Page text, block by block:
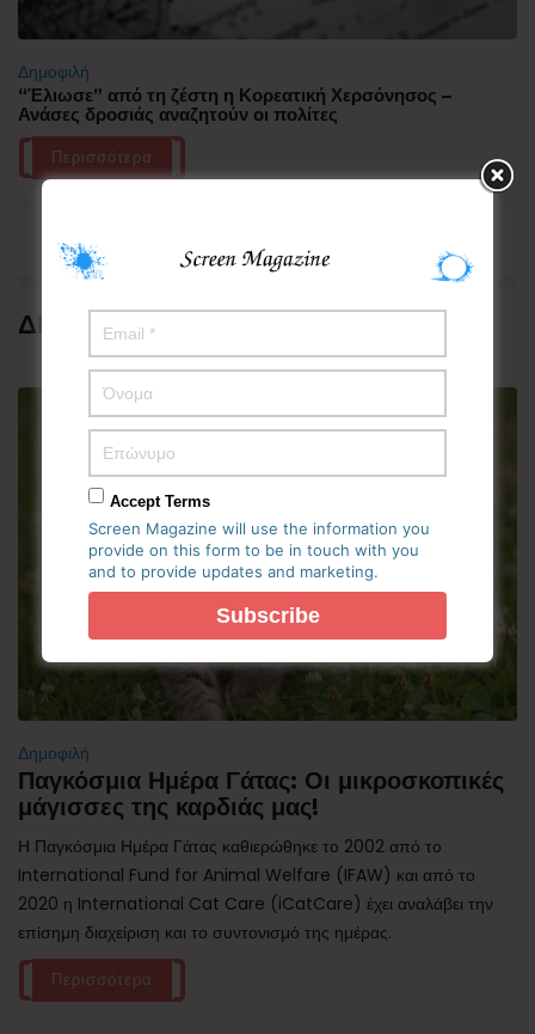
Δημοφιλή
“Έλιωσε” από τη ζέστη η Κορεατική Χερσόνησος –
Ανάσες δροσιάς αναζητούν οι πολίτες
Περισσότερα
ΔΗΜΟΦΙΛΗ
Δημοφιλή
Παγκόσμια Ημέρα Γάτας: Οι μικροσκοπικές
μάγισσες της καρδιάς μας!
Η Παγκόσμια Ημέρα Γάτας καθιερώθηκε το 2002 από το
International Fund for Animal Welfare (IFAW) και από το
2020 η International Cat Care (iCatCare) έχει αναλάβει την
επίσημη διαχείριση και το συντονισμό της ημέρας.
Περισσότερα
Accept Terms
Screen Magazine will use the information you
provide on this form to be in touch with you
and to provide updates and marketing.